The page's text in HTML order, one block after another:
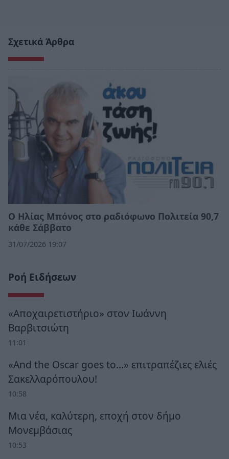
Σχετικά Άρθρα
Ο Ηλίας Μπόνος στο ραδιόφωνο Πολιτεία 90,7
κάθε Σάββατο
31/07/2026 19:07
Ροή Ειδήσεων
«Αποχαιρετιστήριο» στον Ιωάννη
Βαρβιτσιώτη
11:01
«And the Oscar goes to...» επιτραπέζιες ελιές
Σακελλαρόπουλου!
10:58
Μια νέα, καλύτερη, εποχή στον δήμο
Μονεμβάσιας
10:53